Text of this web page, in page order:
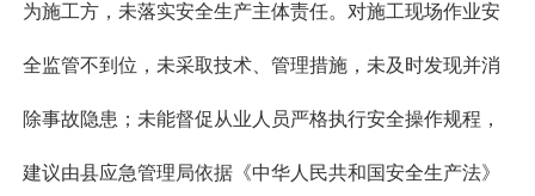
为施工方，未落实安全生产主体责任。对施工现场作业安
全监管不到位，未采取技术、管理措施，未及时发现并消
除事故隐患；未能督促从业人员严格执行安全操作规程，
建议由县应急管理局依据《中华人民共和国安全生产法》